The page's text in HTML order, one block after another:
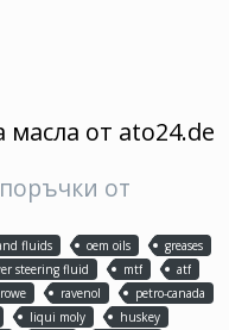
от ato24.de
от
fluids oem oils
greases
steering fluid mtf
atf
rowe ravenol
petro-canada
liqui moly
huskey